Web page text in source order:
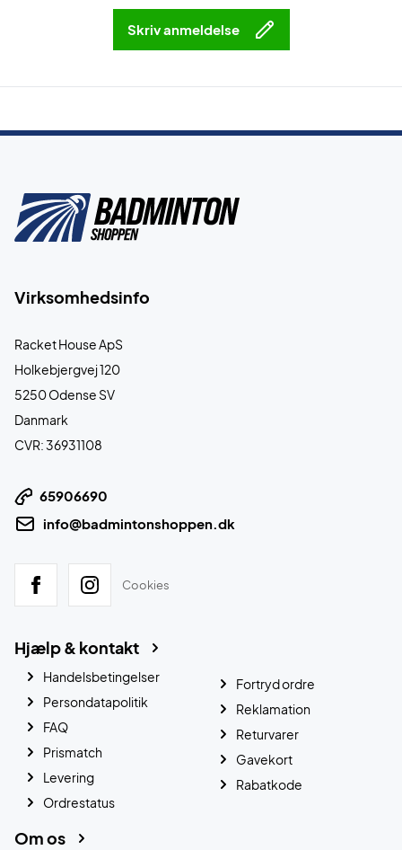
Skriv anmeldelse
Virksomhedsinfo
Racket House ApS
Holkebjergvej 120
5250 Odense SV
Danmark
CVR: 36931108
65906690
info@badmintonshoppen.dk
Cookies
Hjælp & kontakt
Handelsbetingelser
Persondatapolitik
FAQ
Prismatch
Levering
Ordrestatus
Fortryd ordre
Reklamation
Returvarer
Gavekort
Rabatkode
Om os